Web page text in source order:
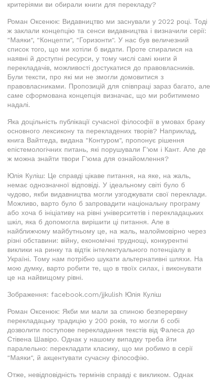
критеріями ви обирали книги для перекладу?
Роман Оксенюк: Видавництво ми заснували у 2022 році. Тоді
ж заклали концепцію та сенси видавництва і визначили серії:
"Маяки", "Концепти", "Горизонти". У нас був величезний
список того, що ми хотіли б видати. Проте спиралися на
наявні й доступні ресурси, у тому числі самі книги й
перекладачів, можливості достукатися до правовласників.
Були тексти, про які ми не змогли домовитися з
правовласниками. Пропозицій для співпраці зараз багато, але
саме сформована концепція визначає, що ми робитимемо
надалі.
Яка доцільність публікації сучасної філософії в умовах браку
основного лексикону та перекладених творів? Наприклад,
книга Вайтгеда, видана "Контуром", пропонує рішення
епістемологічних питань, які порушували Г'юм і Кант. Але де
ж можна знайти твори Г'юма для ознайомлення?
Юлія Куліш: Це справді цікаве питання, на яке, на жаль,
немає однозначної відповіді. У ідеальному світі було б
чудово, якби видавництва могли узгоджувати свої переклади.
Можливо, варто було б запровадити національну програму
або хоча б ініціативу на рівні університетів і перекладацьких
шкіл, яка б допомогла вирішити ці питання. Але в
найближчому майбутньому це, на жаль, малоймовірно через
різні обставини: війну, економічні труднощі, конкурентні
виклики на ринку та відтік інтелектуального потенціалу в
Україні. Тому нам потрібно шукати альтернативні шляхи. На
мою думку, варто робити те, що в твоїх силах, і виконувати
це на найвищому рівні.
Зображення: facebook.com/jjkulish Юлія Куліш
Роман Оксенюк: Якби ми мали за спиною безперервну
перекладацьку традицію у 200 років, то могли б собі
дозволити поступове перекладання текстів від Фалеса до
Стівена Шавіро. Однак у нашому випадку треба йти
паралельно: перекладати класику, що ми робимо в серії
"Маяки", й акцентувати сучасну філософію.
Отже, невідповідність термінів справді є викликом. Однак